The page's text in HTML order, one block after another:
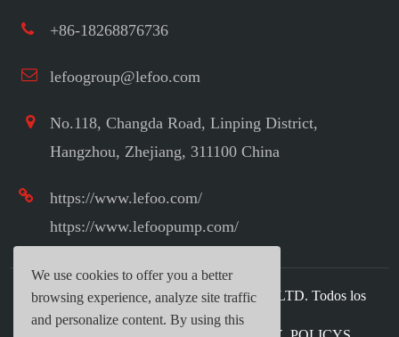
+86-18268876736
lefoogroup@lefoo.com
No.118, Changda Road, Linping District,
Hangzhou, Zhejiang, 311100 China
https://www.lefoo.com/
https://www.lefoopump.com/
Copyright ©LEFOO INDUSTRIAL CO.,LTD. Todos los
derechos reservados.
We use cookies to offer you a better
browsing experience, analyze site traffic
and personalize content. By using this